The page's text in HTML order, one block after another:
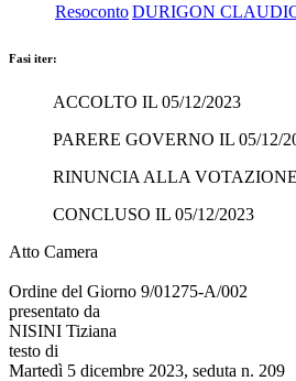
ResocontoDURIGON
Fasi iter:
ACCOLTO IL 05/12/2023
PARERE GOVERNO IL 05/12/
RINUNCIA ALLA VOTAZIONE
CONCLUSO IL 05/12/2023
Atto Camera
Ordine del Giorno 9/01275-A/002
presentato da
NISINI Tiziana
testo di
Martedì 5 dicembre 2023, seduta n. 209